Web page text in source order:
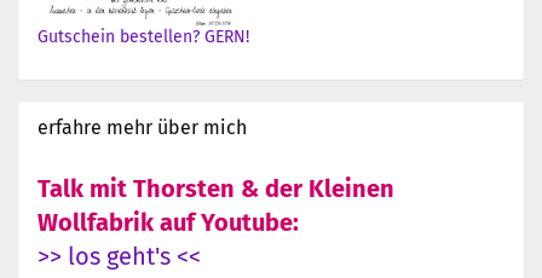
Gutschein bestellen? GERN!
erfahre mehr über mich
Talk mit Thorsten & der Kleinen
Wollfabrik auf Youtube:
>> los geht's <<